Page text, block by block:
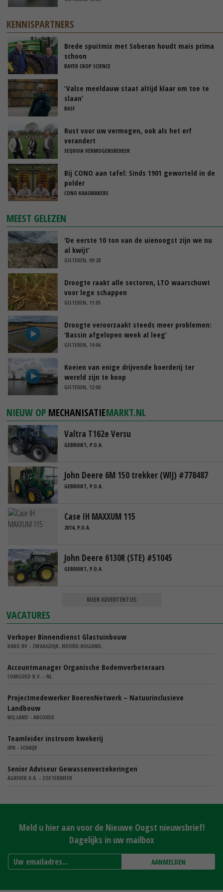
KENNISPARTNERS
Brede spuitmix met Soberan houdt mais prima
schoon
BAYER CROP SCIENCE
‘Valse meeldauw staat altijd klaar om toe te
slaan’
BASF
Rust voor uw vermogen, ook als het erf
verandert
SEQUOIA VERMOGENSBEHEER
Bij CONO aan tafel: Sinds 1901 geworteld in de
polder
CONO KAASMAKERS
MEEST GELEZEN
‘De eerste 10 ton van de uienoogst zijn we nu
al kwijt’
GISTEREN, 09:28
Droogte raakt alle sectoren, LTO waarschuwt
voor lege schappen
GISTEREN, 11:05
Droogte veroorzaakt steeds meer problemen:
‘Bassin afgelopen week al leeg’
GISTEREN, 14:06
Koeien van enige drijvende boerderij ter
wereld zijn te koop
GISTEREN, 12:00
NIEUW OP MECHANISATIEMARKT.NL
Valtra T162e Versu
GEBRUIKT, P.O.A.
John Deere 6M 150 trekker (WIJ) #778487
GEBRUIKT, P.O.A.
Case IH MAXXUM 115
2014, P.O.A.
John Deere 6130R (STE) #51045
GEBRUIKT, P.O.A.
MEER ADVERTENTIES
VACATURES
Verkoper Binnendienst Glastuinbouw
KARO BV - ZWAAGDIJK, NOORD-HOLLAND,
Accountmanager Organische Bodemverbeteraars
COMGOED B.V. - NL
Projectmedewerker BoerenNetwerk – Natuurinclusieve
Landbouw
WIJ.LAND - ABCOUDE
Teamleider instroom kwekerij
IBN - SCHAIJK
Senior Adviseur Gewassenverzekeringen
AGRIVER U.A. - ZOETERMEER
Meld u hier aan voor de Nieuwe Oogst nieuwsbrief!
Dagelijks in uw mailbox
AANMELDEN